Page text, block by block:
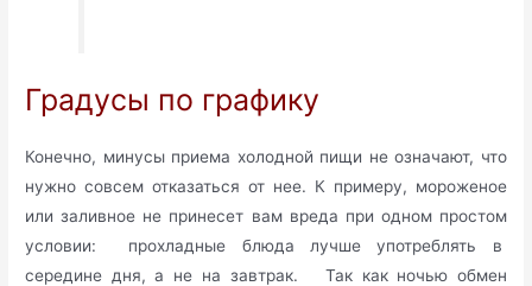
Градусы по графику
Конечно, минусы приема холодной пищи не означают, что
нужно совсем отказаться от нее. К примеру, мороженое
или заливное не принесет вам вреда при одном простом
условии: прохладные блюда лучше употреблять в
середине дня, а не на завтрак. Так как ночью обмен